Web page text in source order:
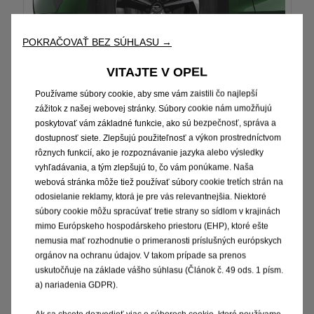
16" disky z ľahkej zliatiny Admiral s výbrusom
Diaond Cut
Bez príplatku
17" čierne disky z ľahkej zliatiny Kadett s výbrusom
Diaond Cut
POKRAČOVAŤ BEZ SÚHLASU →
VITAJTE V OPEL
Používame súbory cookie, aby sme vám zaistili čo najlepší
zážitok z našej webovej stránky. Súbory cookie nám umožňujú
poskytovať vám základné funkcie, ako sú bezpečnosť, správa a
dostupnosť siete. Zlepšujú použiteľnosť a výkon prostredníctvom
rôznych funkcií, ako je rozpoznávanie jazyka alebo výsledky
vyhľadávania, a tým zlepšujú to, čo vám ponúkame. Naša
webová stránka môže tiež používať súbory cookie tretích strán na
odosielanie reklamy, ktorá je pre vás relevantnejšia. Niektoré
súbory cookie môžu spracúvať tretie strany so sídlom v krajinách
mimo Európskeho hospodárskeho priestoru (EHP), ktoré ešte
nemusia mať rozhodnutie o primeranosti príslušných európskych
orgánov na ochranu údajov. V takom prípade sa prenos
uskutočňuje na základe vášho súhlasu (Článok č. 49 ods. 1 písm.
a) nariadenia GDPR).